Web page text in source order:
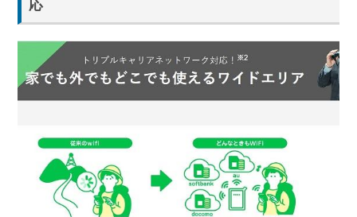
悪い
口コ
ミ
4.
どん
WiFi
同様
にメ
リッ
応